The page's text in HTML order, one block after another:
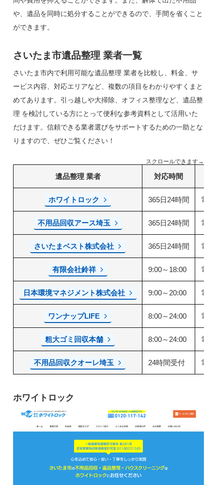
や、遺品を同時に処分することができるので、手間を省くこと
ができます。
さいたま市遺品整理 業者一覧
さいたま市内で利用可能な遺品整理 業者を比較し、料金、サ
ービス内容、対応エリアなど、複数の項目をわかりやすくまと
めてあります。引っ越しや大掃除、オフィス整理など、遺品整
理 を検討している方にとって便利な参考資料として活用いた
だけます。信頼できる業者選びをサポートするための一助とな
りますので、ぜひご覧ください！
スクロールできます→
遺品整理 業者 対応時間
ホワイトロック 365日24時間 電
不用品回収アース埼玉 365日24時間 電
さいたまベスト株式会社 365日24時間 電
有限会社鈴祥 9:00～18:00 電
日本環境マネジメント株式会社 9:00～20:00 電
ワンナップLIFE 8:00～24:00 電
粗大ゴミ回収本舗 8:00～24:00 電
不用品回収クオーレ埼玉 24時間受付 電
ホワイトロック